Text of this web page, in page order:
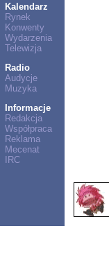
Kalendarz
Rynek
Konwenty
Wydarzenia
Telewizja
Radio
Audycje
Muzyka
Informacje
Redakcja
Współpraca
Reklama
Mecenat
IRC